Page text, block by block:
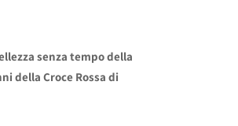
senza tempo della
della Croce Rossa di